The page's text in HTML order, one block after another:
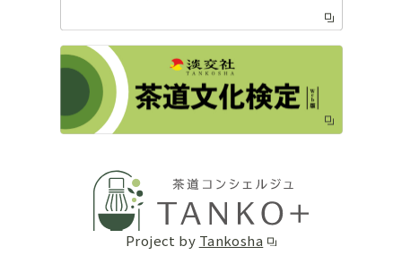
Project by Tankosha